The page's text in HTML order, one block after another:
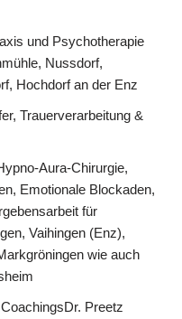
und Psychotherapie
Nussdorf,
Hochdorf an der Enz
Trauerverarbeitung &
Aura-Chirurgie,
Emotionale Blockaden,
für
Vaihingen (Enz),
wie auch
Preetz